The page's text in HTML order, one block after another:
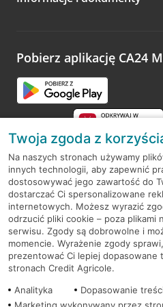
opinie.
Pobierz aplikację CA24
RODO
Regulamin serwisu
Mapa serwisu
PolitykaCookies
Twoja zgoda z
Na naszych stronach używamy
innych technologii, aby zapewnić
dostosowywać jego zawartość do
dostarczać Ci spersonalizowane
internetowych. Możesz wyrazić
odrzucić pliki cookie – poza plikami
serwisu. Zgody są dobrowolne i
momencie. Wyrażenie zgody
prezentować Ci lepiej
stronach Credit Agricole.
Analityka
Dopasowanie